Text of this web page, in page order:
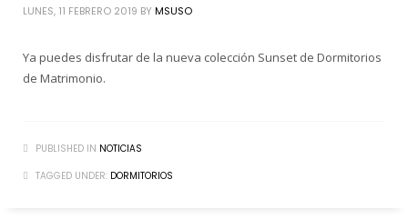
LUNES, 11 FEBRERO 2019 BY MSUSO
Ya puedes disfrutar de la nueva colección Sunset de Dormitorios
de Matrimonio.
PUBLISHED IN NOTICIAS
TAGGED UNDER: DORMITORIOS